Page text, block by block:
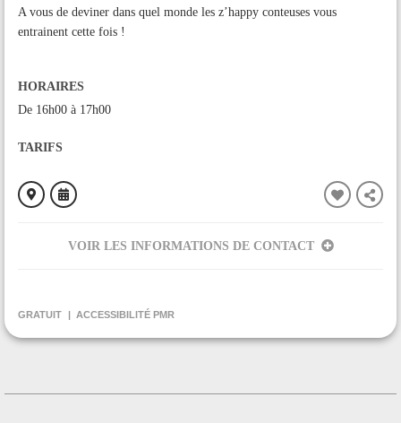
A vous de deviner dans quel monde les z’happy conteuses vous
entrainent cette fois !
HORAIRES
De 16h00 à 17h00
TARIFS
VOIR LES INFORMATIONS DE CONTACT
GRATUIT ACCESSIBILITÉ PMR